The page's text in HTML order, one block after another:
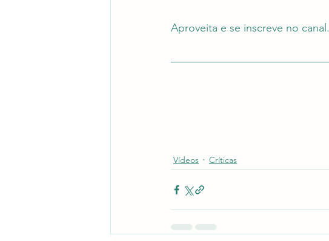
Aproveita e se inscreve no canal.
Vídeos Críticas